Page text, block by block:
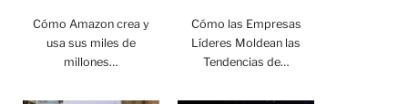
Cómo Amazon crea y
usa sus miles de
millones…
Cómo las Empresas
Líderes Moldean las
Tendencias de…